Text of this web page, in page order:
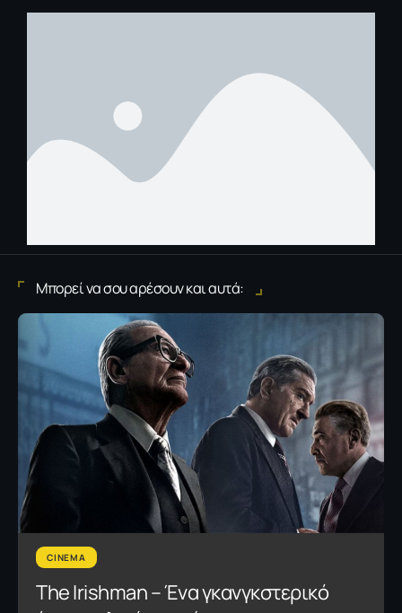
Μπορεί να σου αρέσουν και αυτά:
CINEMA
The Irishman – Ένα γκανγκστερικό